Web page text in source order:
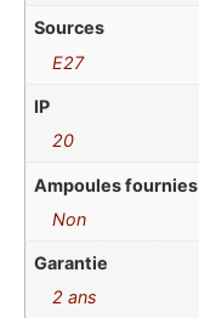
Sources
E27
IP
20
Ampoules fournies
Non
Garantie
2 ans